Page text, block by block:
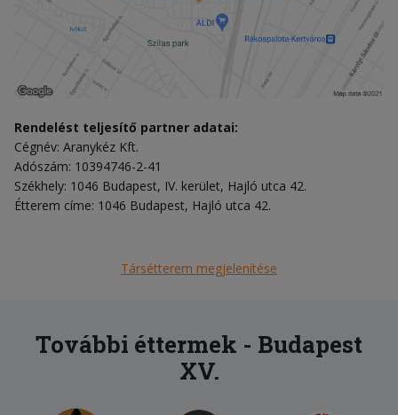
Rendelést teljesítő partner adatai:
Cégnév: Aranykéz Kft.
Adószám: 10394746-2-41
Székhely: 1046 Budapest, IV. kerület, Hajló utca 42.
Étterem címe: 1046 Budapest, Hajló utca 42.
Társétterem megjelenítése
További éttermek - Budapest
XV.